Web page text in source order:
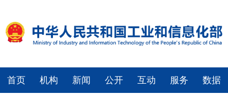
首页 机构 新闻 公开 互动 服务 数据